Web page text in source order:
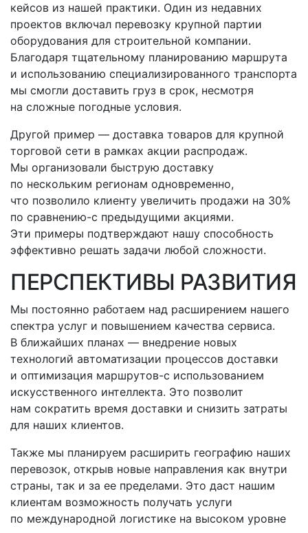
кейсов из нашей практики. Один из недавних
проектов включал перевозку крупной партии
оборудования для строительной компании.
Благодаря тщательному планированию маршрута
и использованию специализированного транспорта
мы смогли доставить груз в срок, несмотря
на сложные погодные условия.
Другой пример — доставка товаров для крупной
торговой сети в рамках акции распродаж.
Мы организовали быструю доставку
по нескольким регионам одновременно,
что позволило клиенту увеличить продажи на 30%
по сравнению-с предыдущими акциями.
Эти примеры подтверждают нашу способность
эффективно решать задачи любой сложности.
ПЕРСПЕКТИВЫ РАЗВИТИЯ
Мы постоянно работаем над расширением нашего
спектра услуг и повышением качества сервиса.
В ближайших планах — внедрение новых
технологий автоматизации процессов доставки
и оптимизация маршрутов-с использованием
искусственного интеллекта. Это позволит
нам сократить время доставки и снизить затраты
для наших клиентов.
Также мы планируем расширить географию наших
перевозок, открыв новые направления как внутри
страны, так и за ее пределами. Это даст нашим
клиентам возможность получать услуги
по международной логистике на высоком уровне